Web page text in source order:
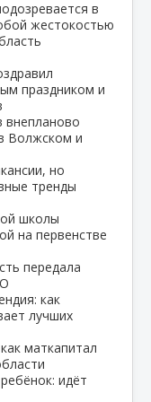
в
жестокостью
праздником и
внепланово
Волжском и
но
тренды
школы
на первенстве
передала
как
лучших
маткапитал
идёт